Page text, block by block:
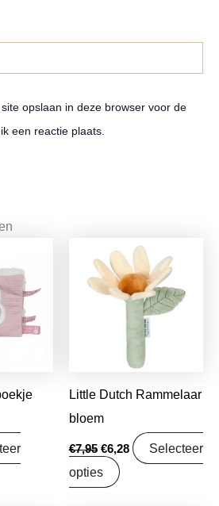
opslaan in deze browser voor de
een reactie plaats.
Little Dutch Rammelaar
bloem
€7,95
Oorspronkelijke
prijs
was:
€7,95.
€6,28
Huidige
prijs
is:
€6,28.
Selecteer
opties